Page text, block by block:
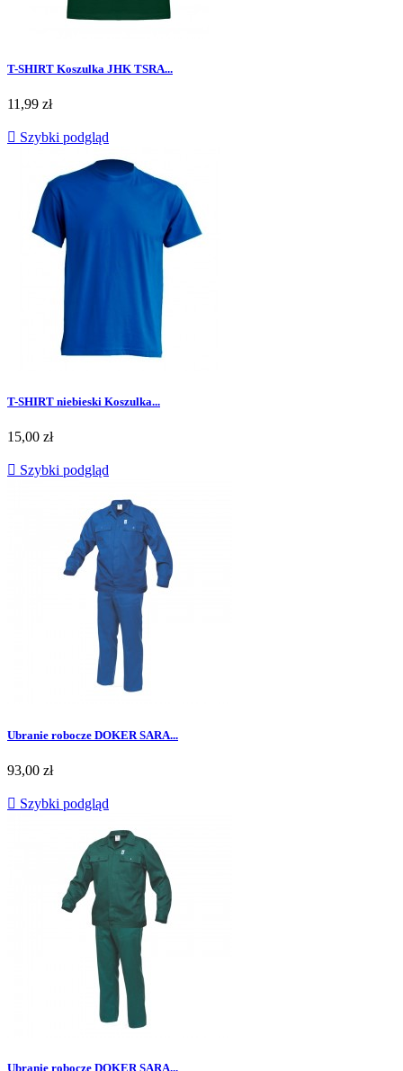
T-SHIRT Koszulka JHK TSRA...
Cena
11,99 zł
 Szybki podgląd
T-SHIRT niebieski Koszulka...
Cena
15,00 zł
 Szybki podgląd
Ubranie robocze DOKER SARA...
Cena
93,00 zł
 Szybki podgląd
Ubranie robocze DOKER SARA...